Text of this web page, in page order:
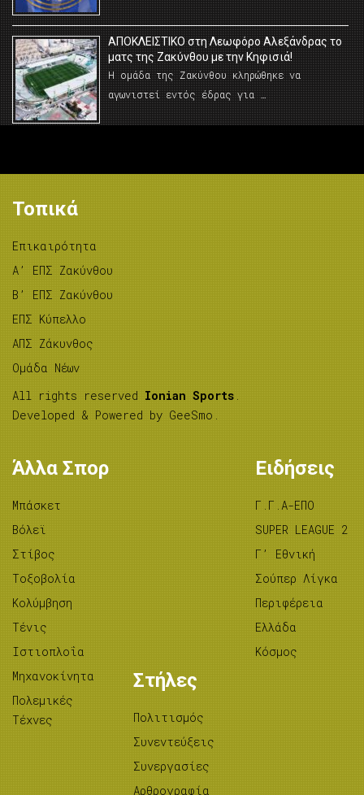
AΠΟΚΛΕΙΣΤΙΚΟ στη Λεωφόρο Αλεξάνδρας το
ματς της Ζακύνθου με την Κηφισιά!
Η ομάδα της Ζακύνθου κληρώθηκε να
αγωνιστεί εντός έδρας για …
Τοπικά
Επικαιρότητα
A’ ΕΠΣ Ζακύνθου
B’ ΕΠΣ Ζακύνθου
ΕΠΣ Κύπελλο
ΑΠΣ Ζάκυνθος
Ομάδα Νέων
All rights reserved Ionian Sports .
Developed & Powered by GeeSmo .
Άλλα Σπορ
Μπάσκετ
Βόλεϊ
Στίβος
Tοξοβολία
Κολύμβηση
Τένις
Ιστιοπλοΐα
Μηχανοκίνητα
Πολεμικές
Τέχνες
Ειδήσεις
Γ.Γ.Α-ΕΠΟ
SUPER LEAGUE 2
Γ’ Εθνική
Σούπερ Λίγκα
Περιφέρεια
Ελλάδα
Κόσμος
Στήλες
Πολιτισμός
Συνεντεύξεις
Συνεργασίες
Αρθρογραφία